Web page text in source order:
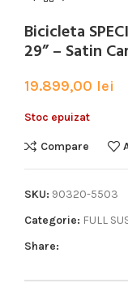
Bicicleta
29” – Satin
19.899,00 lei
Stoc epuizat
Compare
SKU: 90320-5503
Categorie: FULL
Share: